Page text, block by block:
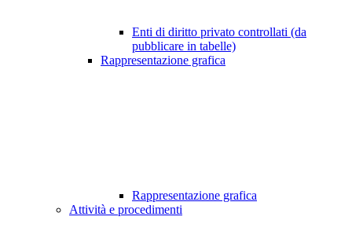
Enti di diritto privato controllati (da
pubblicare in tabelle)
Rappresentazione grafica
Rappresentazione grafica
Attività e procedimenti